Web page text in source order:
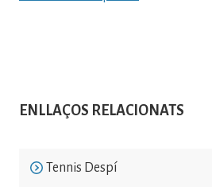
ENLLAÇOS RELACIONATS
Tennis Despí